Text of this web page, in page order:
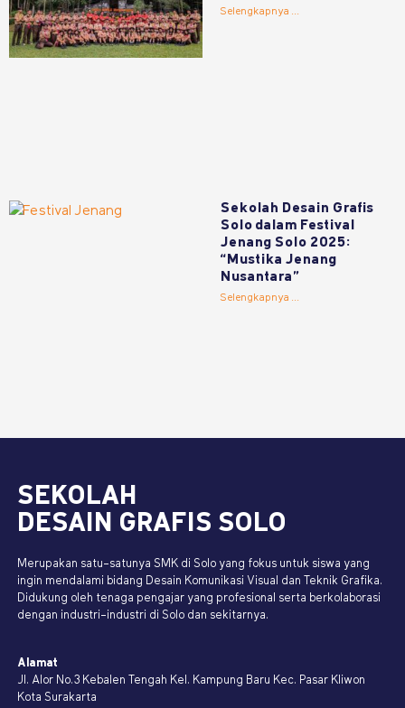
Selengkapnya ...
Sekolah Desain Grafis
Solo dalam Festival
Jenang Solo 2025:
“Mustika Jenang
Nusantara”
Selengkapnya ...
SEKOLAH
DESAIN GRAFIS SOLO
Merupakan satu-satunya SMK di Solo yang fokus untuk siswa yang
ingin mendalami bidang Desain Komunikasi Visual dan Teknik Grafika.
Didukung oleh tenaga pengajar yang profesional serta berkolaborasi
dengan industri-industri di Solo dan sekitarnya.
Alamat
Jl. Alor No.3 Kebalen Tengah Kel. Kampung Baru Kec. Pasar Kliwon
Kota Surakarta